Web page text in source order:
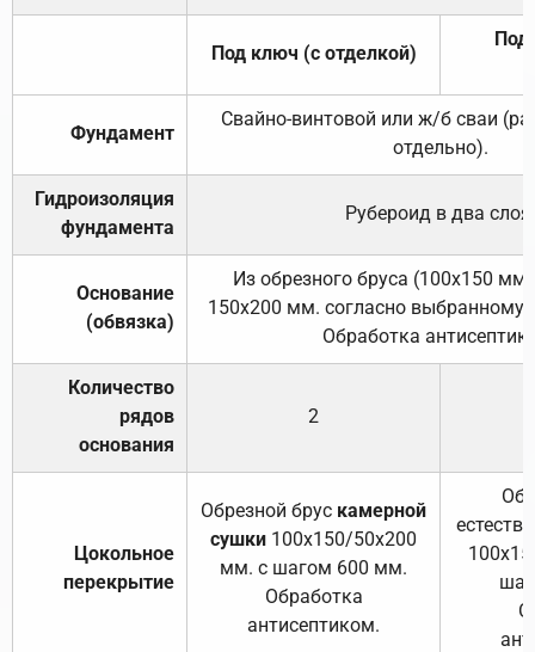
Под ключ (с отделкой)
Под
Фундамент
Свайно-винтовой или ж/б сваи
отдельно).
Гидроизоляция
фундамента
Рубероид в два слоя.
Основание
(обвязка)
Из обрезного бруса (100х150
150х200 мм. согласно выбранному
Обработка
Количество
рядов
основания
2
Цокольное
перекрытие
Обрезной брус камерной
сушки 100х150/50х200
мм. с шагом 600 мм.
Обработка
антисептиком.